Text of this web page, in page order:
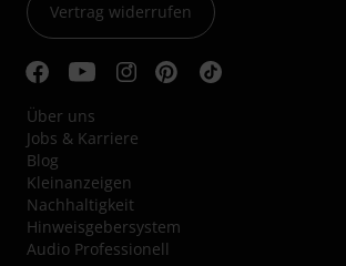
Vertrag widerrufen
Über uns
Jobs & Karriere
Blog
Kleinanzeigen
Nachhaltigkeit
Hinweisgebersystem
Audio Professionell